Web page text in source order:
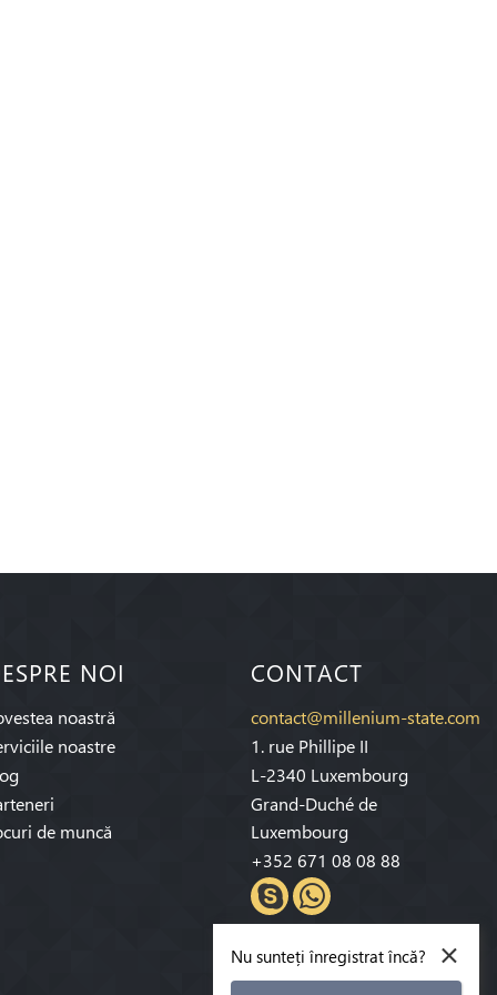
NOI
noastră
noastre
de muncă
CONTACT
contact@millenium-state.com
1. rue Phillipe II
L-2340 Luxembourg
Grand-Duché de
Luxembourg
+352 671 08 08 88
×
Nu sunteți înregistrat încă?